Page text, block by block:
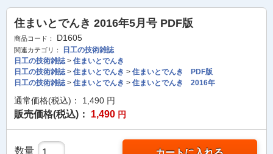
住まいとでんき 2016年5月号 PDF版
商品コード： D1605
関連カテゴリ：
日工の技術雑誌
日工の技術雑誌> 住まいとでんき
日工の技術雑誌> 住まいとでんき > 住まいとでんき PDF版
日工の技術雑誌> 住まいとでんき > 住まいとでんき 2016年
通常価格(税込)： 1,490 円
販売価格(税込)： 1,490 円
数量